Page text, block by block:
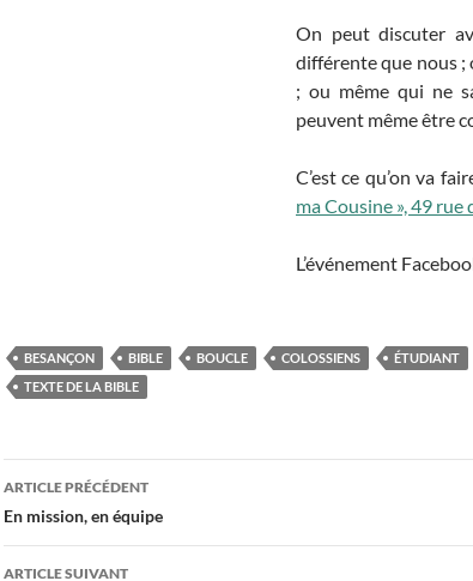
On peut discuter
différente que nous ;
; ou même qui ne
peuvent même être
C’est ce qu’on va
ma Cousine », 49 rue
L’événement
BESANÇON BIBLE BOUCLE COLOSSIENS ÉTUDIANT
TEXTE DE LA BIBLE
Navigation
des
ARTICLE PRÉCÉDENT
En mission, en équipe
ARTICLE SUIVANT